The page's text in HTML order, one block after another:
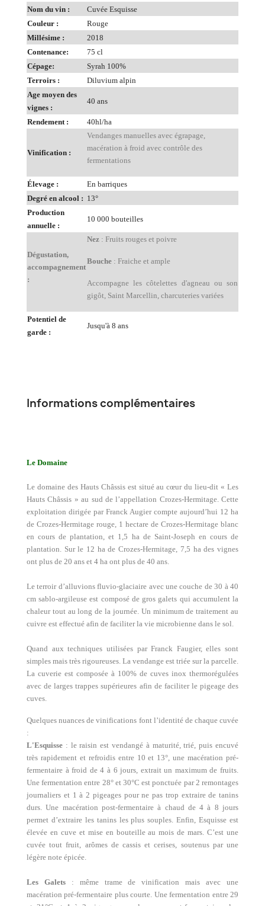
Nom du vin :
Cuvée Esquisse
Couleur :
Rouge
Millésime :
2018
Contenance:
75 cl
Cépage:
Syrah 100%
Terroirs :
Diluvium alpin
Age moyen des
vignes :
40 ans
Rendement : 40hl/ha
Vinification :
Vendanges manuelles avec égrapage,
macération à froid avec contrôle des
fermentations
Élevage :
En barriques
Degré en alcool : 13°
Production
annuelle :
10 000 bouteilles
Dégustation,
accompagnement
:
Nez : Fruits rouges et poivre
Bouche : Fraiche et ample
Accompagne les côtelettes d'agneau ou son
gigôt, Saint Marcellin, charcuteries variées
Potentiel de
garde :
Jusqu'à 8 ans
Informations complémentaires
Le Domaine
Le domaine des Hauts Châssis est situé au cœur du lieu-dit « Les
Hauts Châssis » au sud de l’appellation Crozes-Hermitage. Cette
exploitation dirigée par Franck Augier compte aujourd’hui 12 ha
de Crozes-Hermitage rouge, 1 hectare de Crozes-Hermitage blanc
en cours de plantation, et 1,5 ha de Saint-Joseph en cours de
plantation. Sur le 12 ha de Crozes-Hermitage, 7,5 ha des vignes
ont plus de 20 ans et 4 ha ont plus de 40 ans.
Le terroir d’alluvions fluvio-glaciaire avec une couche de 30 à 40
cm sablo-argileuse est composé de gros galets qui accumulent la
chaleur tout au long de la journée. Un minimum de traitement au
cuivre est effectué afin de faciliter la vie microbienne dans le sol.
Quand aux techniques utilisées par Franck Faugier, elles sont
simples mais très rigoureuses. La vendange est triée sur la parcelle.
La cuverie est composée à 100% de cuves inox thermorégulées
avec de larges trappes supérieures afin de faciliter le pigeage des
cuves.
Quelques nuances de vinifications font l’identité de chaque cuvée
:
L'Esquisse : le raisin est vendangé à maturité, trié, puis encuvé
très rapidement et refroidis entre 10 et 13°, une macération pré-
fermentaire à froid de 4 à 6 jours, extrait un maximum de fruits.
Une fermentation entre 28° et 30°C est ponctuée par 2 remontages
journaliers et 1 à 2 pigeages pour ne pas trop extraire de tanins
durs. Une macération post-fermentaire à chaud de 4 à 8 jours
permet d’extraire les tanins les plus souples. Enfin, Esquisse est
élevée en cuve et mise en bouteille au mois de mars. C’est une
cuvée tout fruit, arômes de cassis et cerises, soutenus par une
légère note épicée.
Les Galets : même trame de vinification mais avec une
macération pré-fermentaire plus courte. Une fermentation entre 29